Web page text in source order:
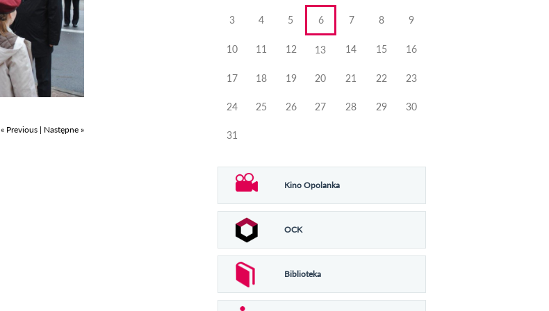
« Previous | Następne »
3 4 5 6 7 8 9
10 11 12 13 14 15 16
17 18 19 20 21 22 23
24 25 26 27 28 29 30
31
Kino Opolanka
OCK
Biblioteka